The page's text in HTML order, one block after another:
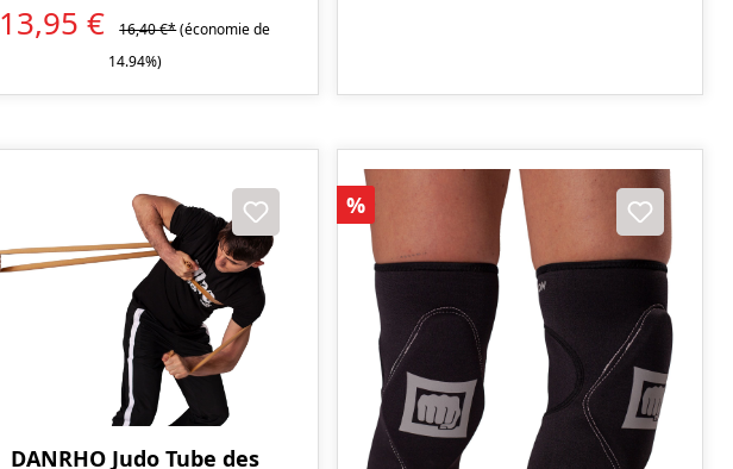
13,95 € 16,40 €*(économie de
14.94%)
DANRHO Judo Tube des
Réduction
%